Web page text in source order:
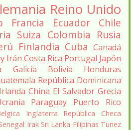
Reino Unido
Francia Ecuador
Chile
Suiza Colombia Rusia
Finlandia Cuba Canadá
Irán Costa Rica Portugal Japón
Galicia Bolivia
Honduras
República Dominicana
Irlanda China El Salvador Grecia
Paraguay
Puerto Rico
Inglaterra
República Checa
Irak Sri Lanka Filipinas Tunez